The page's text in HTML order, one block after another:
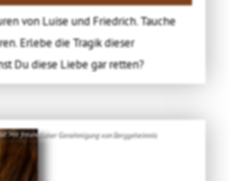
von Luise und Friedrich. Tauche
Erlebe die Tragik dieser
Du diese Liebe gar retten?
Mit freundlicher Genehmigung von Berggeheimnis